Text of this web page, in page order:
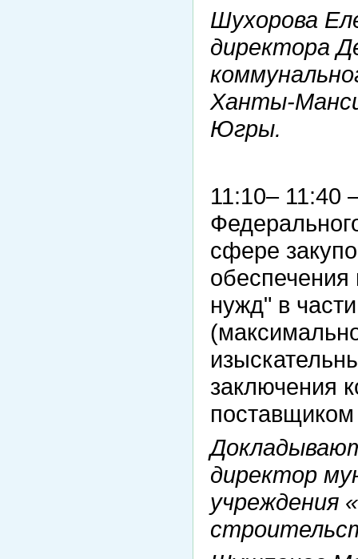
Шухорова
директора
Ханты-
Югры.
11:10– 11:40
сфере
нужд" в
заключения
директор
учреждения